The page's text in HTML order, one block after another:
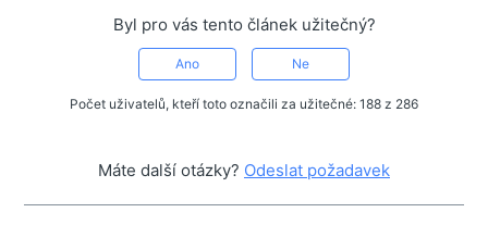
Byl pro vás tento článek užitečný?
Ano Ne
Počet uživatelů, kteří toto označili za užitečné: 188 z 286
Máte další otázky? Odeslat požadavek